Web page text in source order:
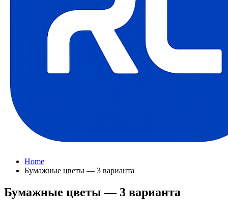
Home
Бумажные цветы — 3 варианта
Бумажные цветы — 3 варианта